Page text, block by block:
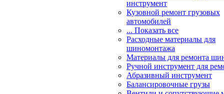
инструмент
Кузовной ремонт грузовых
автомобилей
... Показать все
Расходные материалы для
шиномонтажа
Материалы для ремонта
Ручной инструмент для
Абразивный инструмент
Балансировочные грузы